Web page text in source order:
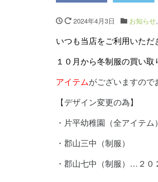
2024年4月3日 お知らせ,
いつも当店をご利用いただ
１０月から冬制服の買い取
アイテムがございますので
【デザイン変更の為】
・片平幼稚園（全アイテ
・郡山三中（制服）
・郡山七中（制服）…２